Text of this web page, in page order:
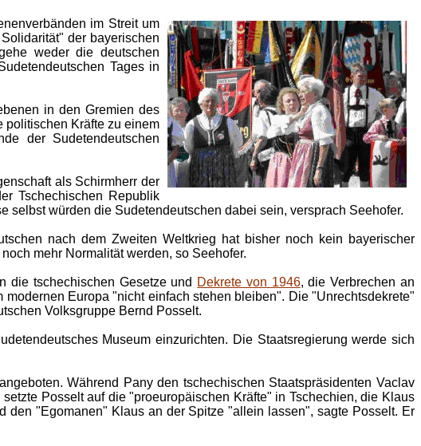
im Streit um
der bayerischen
weder die deutschen
Tages in
in den Gremien des
politischen Kräfte zu einem
der Sudetendeutschen
als Schirmherr der
Tschechischen Republik
würden die Sudetendeutschen dabei sein, versprach Seehofer.
nach dem Zweiten Weltkrieg hat bisher noch kein bayerischer
mehr Normalität werden, so Seehofer.
die tschechischen Gesetze und Dekrete von 1946, die Verbrechen an
Europa "nicht einfach stehen bleiben". Die "Unrechtsdekrete"
Volksgruppe Bernd Posselt.
Museum einzurichten. Die Staatsregierung werde sich
Während Pany den tschechischen Staatspräsidenten Vaclav
Posselt auf die "proeuropäischen Kräfte" in Tschechien, die Klaus
"Egomanen" Klaus an der Spitze "allein lassen", sagte Posselt. Er